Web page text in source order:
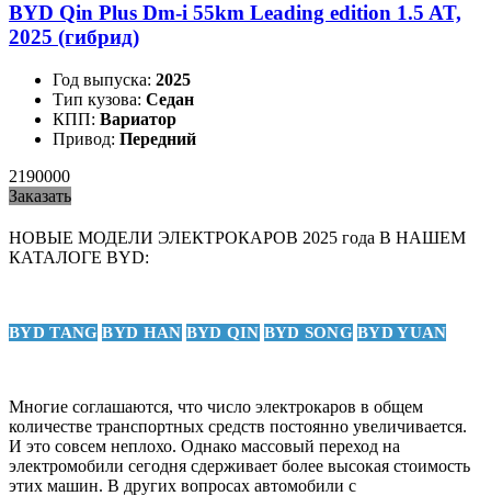
BYD Qin Plus Dm-i 55km Leading edition 1.5 AT,
2025 (гибрид)
Год выпуска: 2025
Тип кузова: Седан
КПП: Вариатор
Привод: Передний
2190000
Заказать
НОВЫЕ МОДЕЛИ ЭЛЕКТРОКАРОВ 2025 года В НАШЕМ
КАТАЛОГЕ BYD:
BYD TANG BYD HAN BYD QIN BYD SONG BYD YUAN
Многие соглашаются, что число электрокаров в общем
количестве транспортных средств постоянно увеличивается.
И это совсем неплохо. Однако массовый переход на
электромобили сегодня сдерживает более высокая стоимость
этих машин. В других вопросах автомобили с